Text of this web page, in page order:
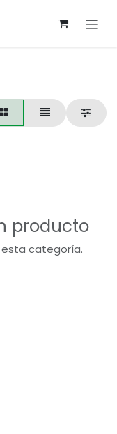
producto
categoría.